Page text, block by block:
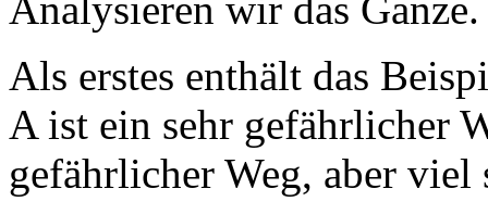
Als erstes enthält das
A ist ein sehr gefährlicher
gefährlicher Weg, aber viel